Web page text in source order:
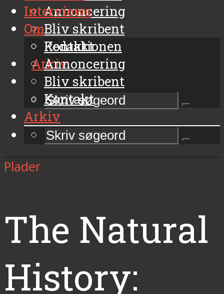
Annoncering
Bliv skribent
Kontakt
Arkiv
Interviews
Om
Redaktionen
Annoncering
Bliv skribent
Kontakt
Arkiv
Plader
The Natural
History: